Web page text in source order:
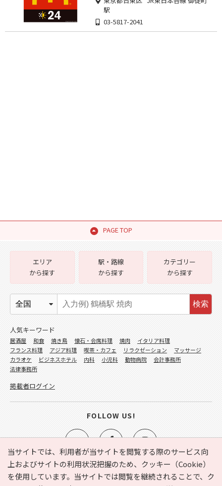
駅
03-5817-2041
PAGE TOP
当サイトでは、利用者が当サイトを閲覧する際のサービス向
上およびサイトの利用状況把握のため、クッキー（Cookie）
を使用しています。当サイトでは閲覧を継続されることで、ク
e-NAVITA（イーナビタ）とは？ お気に入り ヘルプ
エリア
から探す
駅・路線
から探す
カテゴリー
から探す
検索
人気キーワード
居酒屋 和食 焼き鳥 懐石・会席料理 焼肉
イタリア料理
フランス料理
アジア料理 喫茶・カフェ リラクゼーション
マッサージ
カラオケ
ビジネスホテル 内科 小児科 動物病院
会計事務所
法律事務所
掲載者ログイン
FOLLOW US!